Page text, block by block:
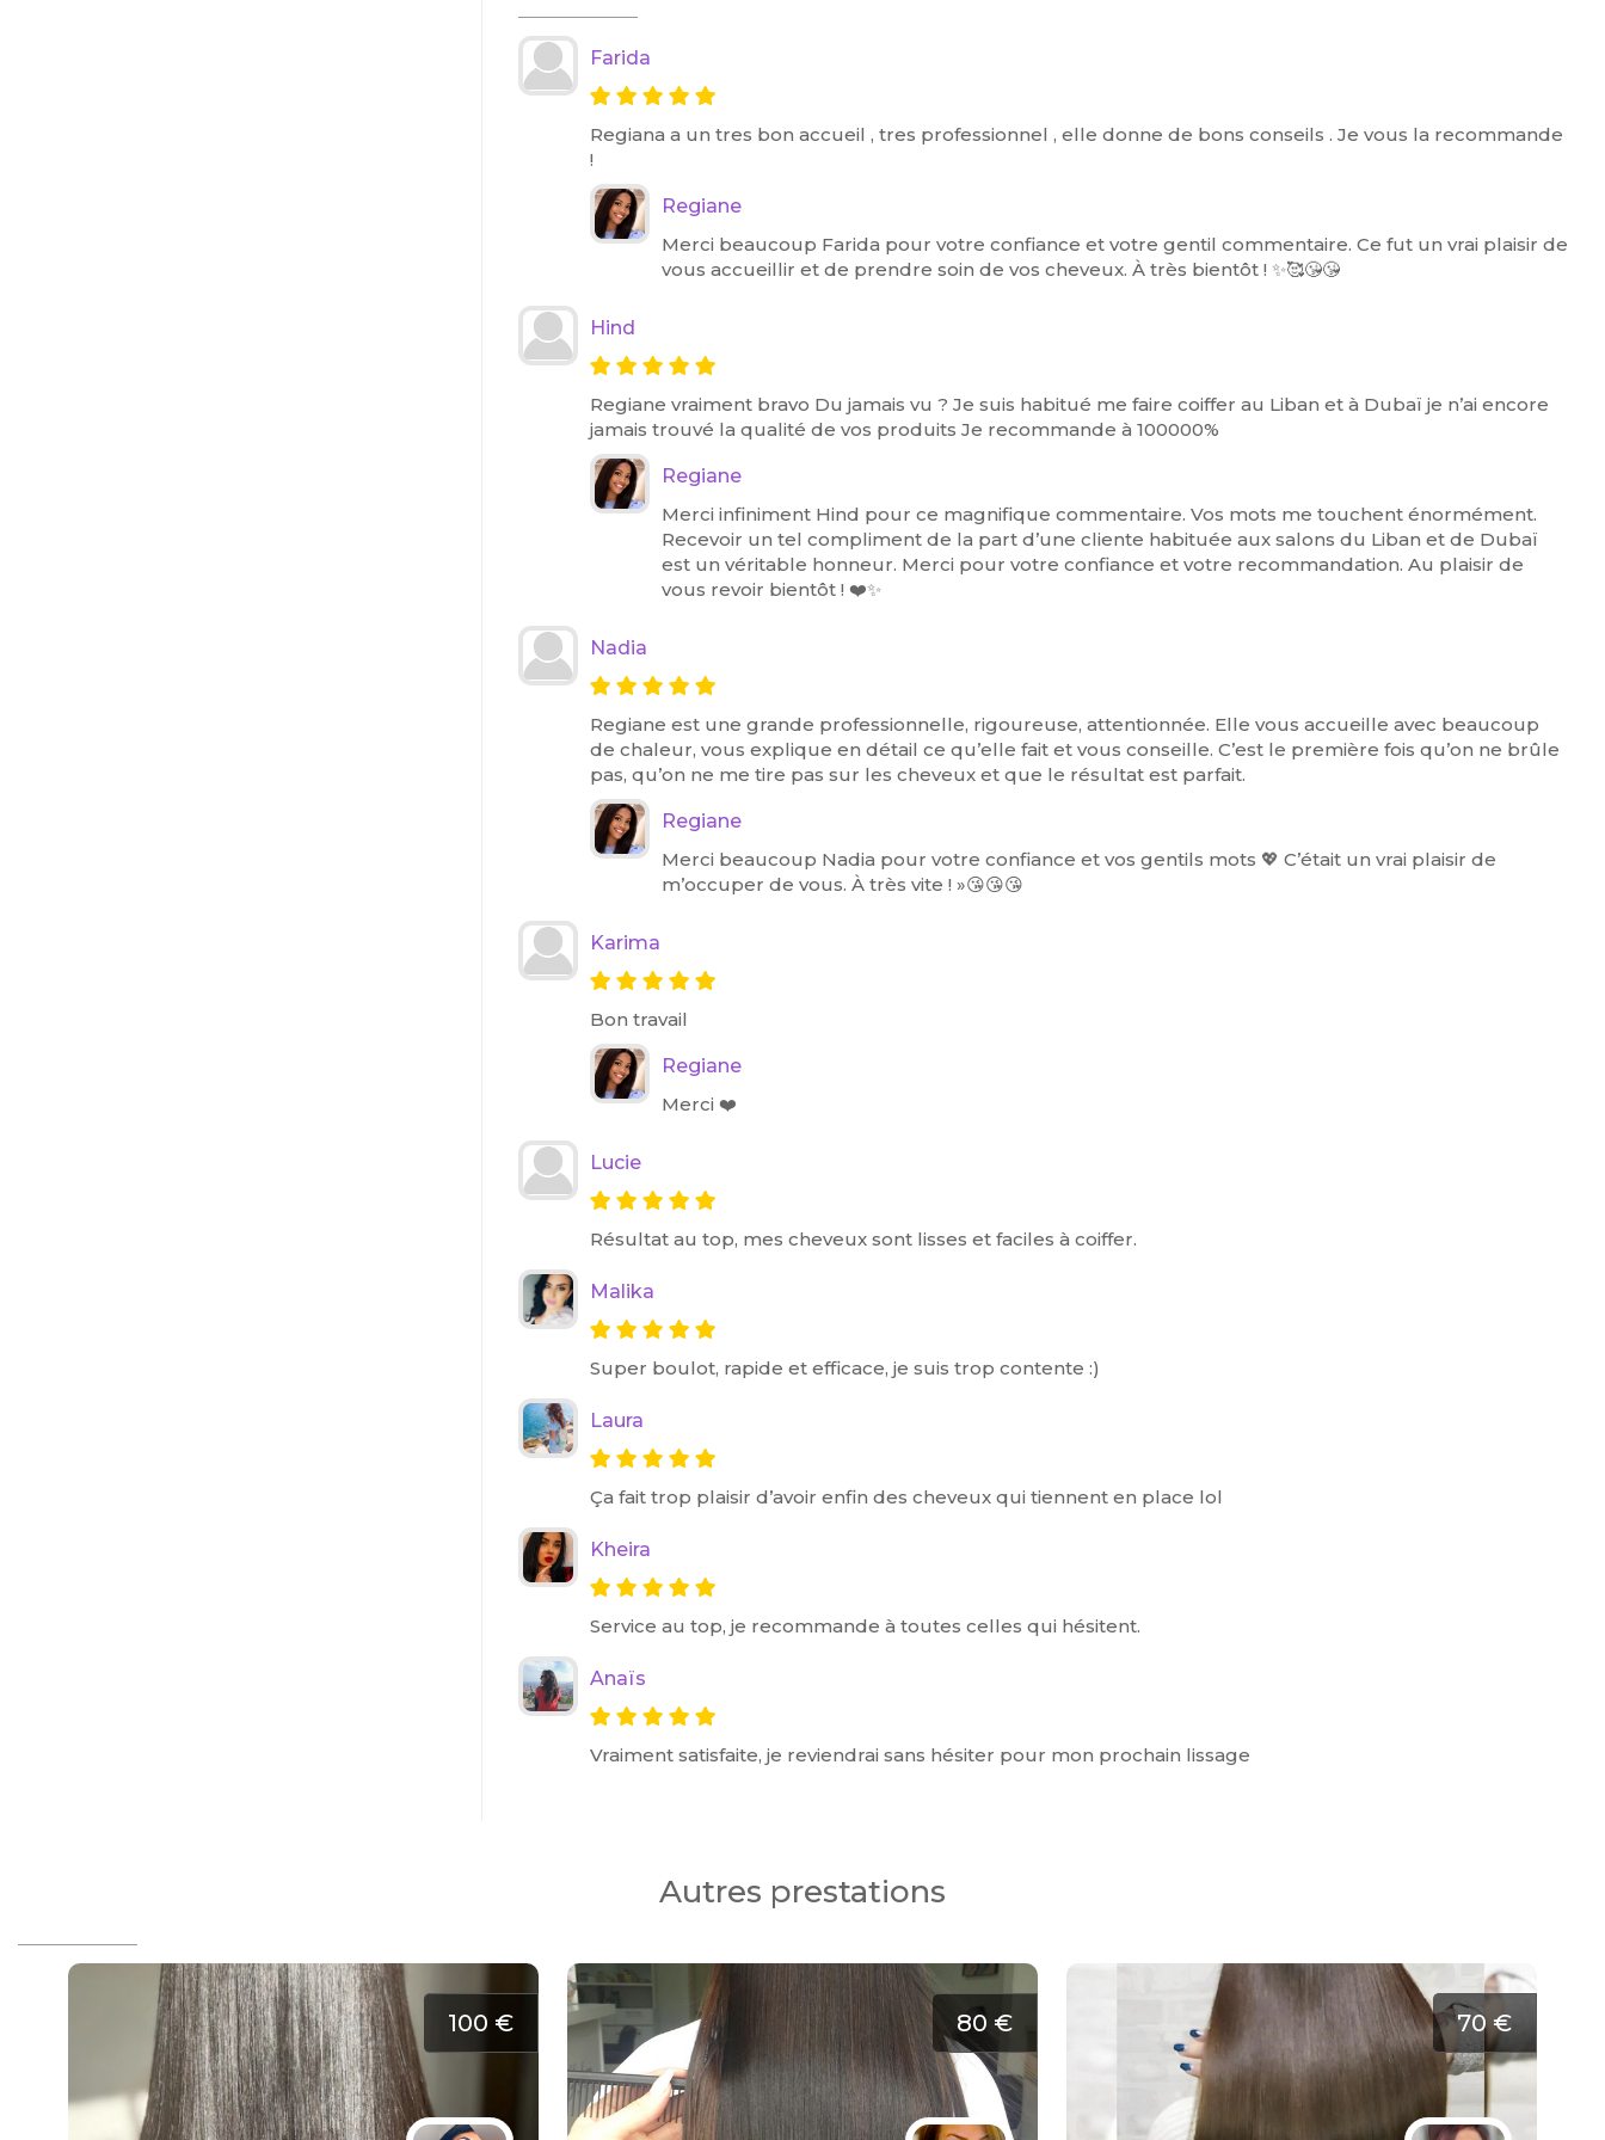
Farida
Regiana a un tres bon accueil , tres professionnel , elle donne de bons conseils . Je vous la recommande
!
Regiane
Merci beaucoup Farida pour votre confiance et votre gentil commentaire. Ce fut un vrai plaisir de
vous accueillir et de prendre soin de vos cheveux. À très bientôt ! ✨🥰😘😘
Hind
Regiane vraiment bravo Du jamais vu ? Je suis habitué me faire coiffer au Liban et à Dubaï je n’ai encore
jamais trouvé la qualité de vos produits Je recommande à 100000%
Regiane
Merci infiniment Hind pour ce magnifique commentaire. Vos mots me touchent énormément.
Recevoir un tel compliment de la part d’une cliente habituée aux salons du Liban et de Dubaï
est un véritable honneur. Merci pour votre confiance et votre recommandation. Au plaisir de
vous revoir bientôt ! ❤️✨
Nadia
Regiane est une grande professionnelle, rigoureuse, attentionnée. Elle vous accueille avec beaucoup
de chaleur, vous explique en détail ce qu’elle fait et vous conseille. C’est le première fois qu’on ne brûle
pas, qu’on ne me tire pas sur les cheveux et que le résultat est parfait.
Regiane
Merci beaucoup Nadia pour votre confiance et vos gentils mots 💖 C’était un vrai plaisir de
m’occuper de vous. À très vite ! »😘😘😘
Karima
Bon travail
Regiane
Merci ❤️
Lucie
Résultat au top, mes cheveux sont lisses et faciles à coiffer.
Malika
Super boulot, rapide et efficace, je suis trop contente :)
Laura
Ça fait trop plaisir d’avoir enfin des cheveux qui tiennent en place lol
Kheira
Service au top, je recommande à toutes celles qui hésitent.
Anaïs
Vraiment satisfaite, je reviendrai sans hésiter pour mon prochain lissage
Autres prestations
100 € 80 € 70 €